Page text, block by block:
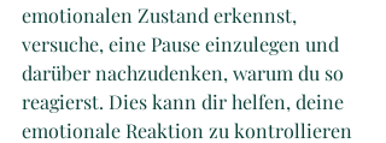
emotionalen Zustand erkennst,
versuche, eine Pause einzulegen und
darüber nachzudenken, warum du so
reagierst. Dies kann dir helfen, deine
emotionale Reaktion zu kontrollieren